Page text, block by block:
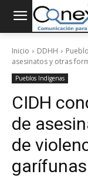
Inicio DDHH
asesinatos y otras
Pueblos Indígenas
CIDH
de
de